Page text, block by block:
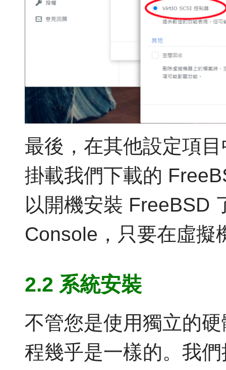
最後，在其他設定項
掛載我們下載的
以開機安裝 FreeBSD
Console，只要在虛擬
2.2 系統安裝
不管您是使用獨立的
程幾乎是一樣的。我